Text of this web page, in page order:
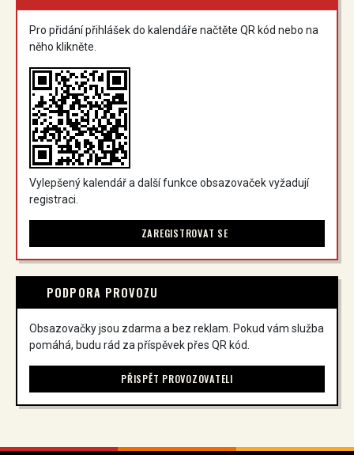
Pro přidání přihlášek do kalendáře načtěte QR kód nebo na
něho klikněte.
Vylepšený kalendář a další funkce obsazovaček vyžadují
registraci.
ZAREGISTROVAT SE
PODPORA PROVOZU
Obsazovačky jsou zdarma a bez reklam. Pokud vám služba
pomáhá, budu rád za příspěvek přes QR kód.
PŘISPĚT PROVOZOVATELI